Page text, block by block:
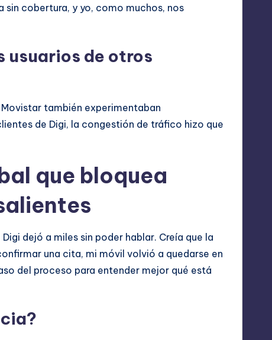
sin cobertura, y yo, como muchos, nos
usuarios de otros
también experimentaban
de Digi, la congestión de tráfico hizo que
que bloquea
dejó a miles sin poder hablar. Creía que la
una cita, mi móvil volvió a quedarse en
del proceso para entender mejor qué está